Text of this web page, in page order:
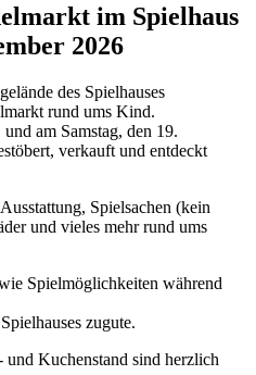
im Spielhaus
2026
des Spielhauses
rund ums Kind.
am Samstag, den 19.
verkauft und entdeckt
Spielsachen (kein
und vieles mehr rund ums
Spielmöglichkeiten während
zugute.
Kuchenstand sind herzlich